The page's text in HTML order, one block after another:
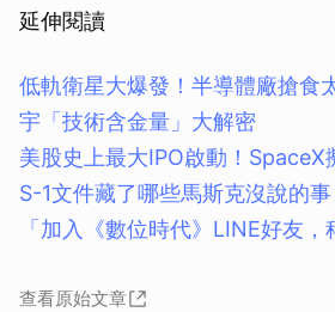
延伸閱讀
低軌衛星大爆發！半導體廠搶食
宇「技術含金量」大解密
美股史上最大IPO啟動！SpaceX
S-1文件藏了哪些馬斯克沒說的事
「加入《數位時代》LINE好友，
查看原始文章